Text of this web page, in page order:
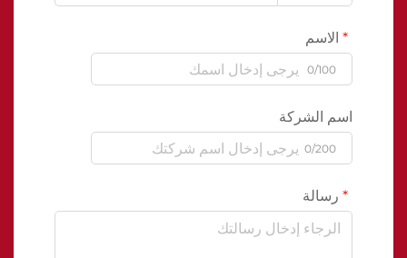
الاسم
0/100
اسم الشركة
0/200
رسالة